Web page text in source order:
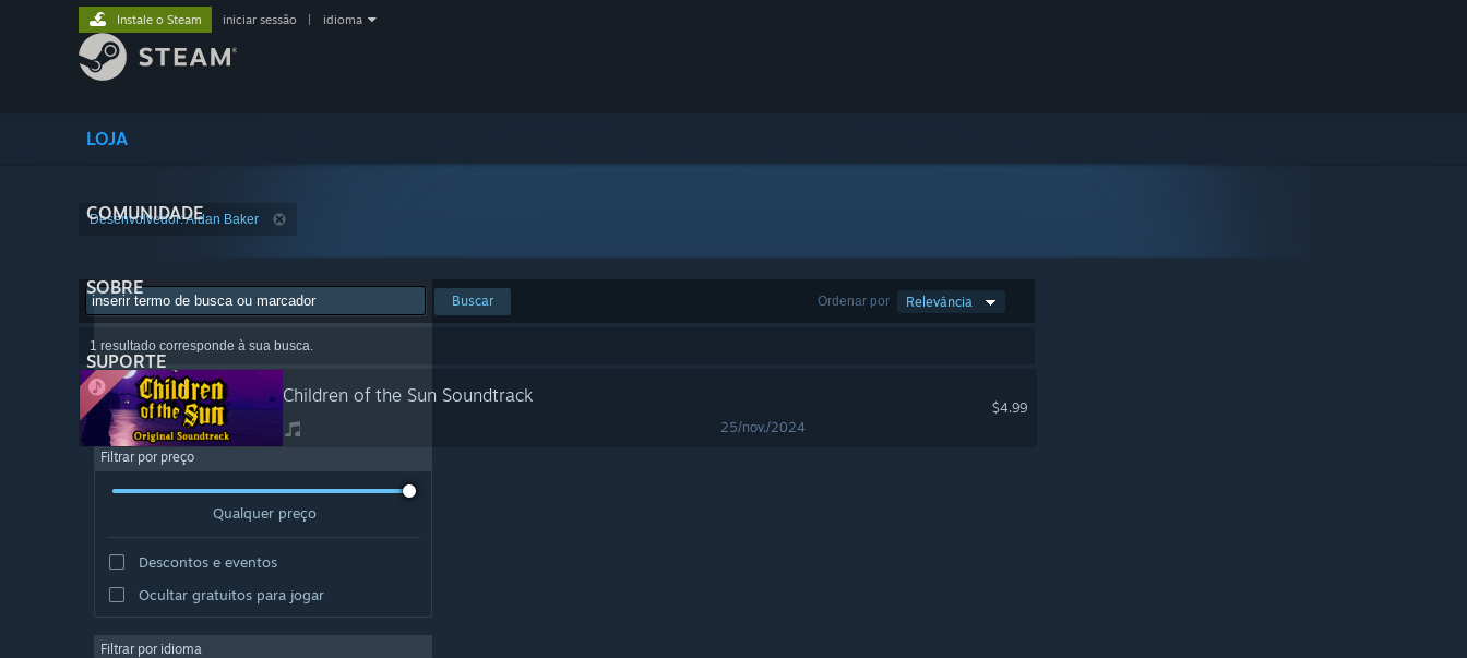
LOJA
COMUNIDADE
SOBRE
SUPORTE
Instale o Steam iniciar sessão idioma
Desenvolvedor: Aidan Baker
Ordenar por Relevância
Buscar
1 resultado corresponde à sua busca.
Children of the Sun Soundtrack
25/nov./2024
$4.99
Filtrar por preço
Qualquer preço
Descontos e eventos
Ocultar gratuitos para jogar
Filtrar por idioma